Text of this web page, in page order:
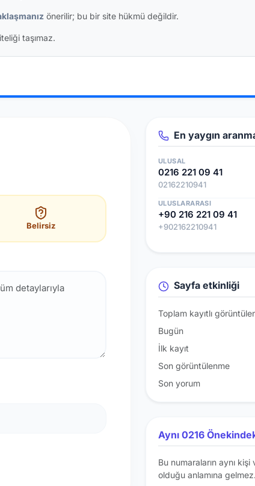
önerilir; bu bir site hükmü değildir.
taşımaz.
Belirsiz
En yaygın
ULUSAL
0216 221 09 41
02162210941
ULUSLARARASI
+90 216 221 09 41
+902162210941
Sayfa etkinliği
Toplam kayıtlı
Bugün
İlk kayıt
Son görüntülenme
Son yorum
Aynı 0216
Bu numaraların aynı
olduğu anlamına gelmez.